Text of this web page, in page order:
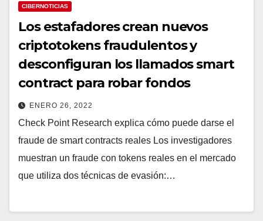
CIBERNOTICIAS
Los estafadores crean nuevos
criptotokens fraudulentos y
desconfiguran los llamados smart
contract para robar fondos
ENERO 26, 2022
Check Point Research explica cómo puede darse el
fraude de smart contracts reales Los investigadores
muestran un fraude con tokens reales en el mercado
que utiliza dos técnicas de evasión:…